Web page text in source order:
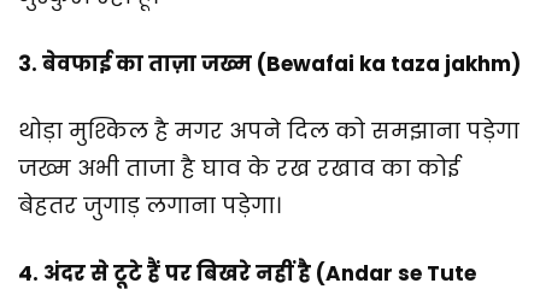
3. बेवफाई का ताज़ा जख्म (Bewafai ka taza jakhm)
थोड़ा मुश्किल है मगर अपने दिल को समझाना पड़ेगा
जख्म अभी ताजा है घाव के रख रखाव का कोई
बेहतर जुगाड़ लगाना पड़ेगा।
4. अंदर से टूटे हैं पर बिखरे नहीं है (Andar se Tute